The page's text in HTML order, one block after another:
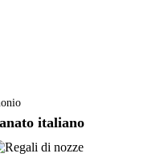
italiano